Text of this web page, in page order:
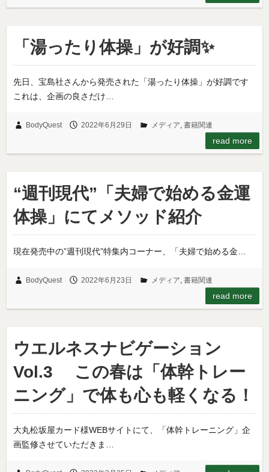
「湯ったり体操」が好調✨
先日、宝島社さんから発売された「湯ったり体操」が好調です
これは、企画の良さだけ…
BodyQuest 2022年6月29日 メディア, 書籍関連
read more
“週刊現代”「夫婦で始める金運
体操」にてメソッド紹介
現在発売中の”週刊現代”特集内コーナー、「夫婦で始める金…
BodyQuest 2022年6月23日 メディア, 書籍関連
read more
ウエルネスナビゲーション
Vol.3 この春は「体幹トレー
ニング」で体も心も軽くなる！
大丸松坂屋カード様WEBサイトにて、「体幹トレーニング」企
画監修させていただきま…